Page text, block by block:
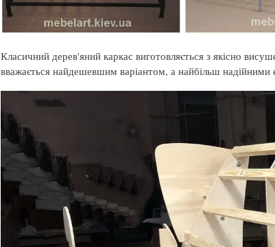
Класичний дерев'яний каркас виготовляється з якісно
вважається найдешевшим варіантом, а найбільш надійними